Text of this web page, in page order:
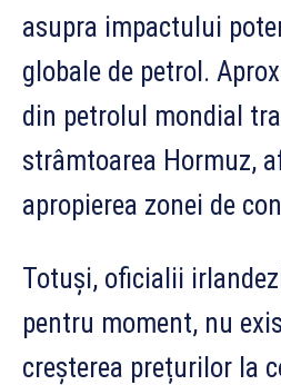
asupra impactului
globale de petrol.
din petrolul mondial
strâmtoarea Hormuz,
apropierea zonei de
Totuși, oficialii
pentru moment, nu
creșterea prețurilor la